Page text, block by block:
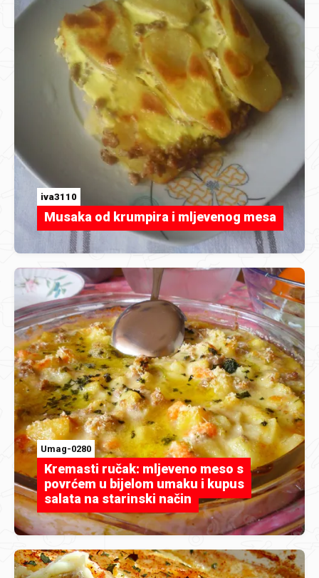
iva3110
Musaka od krumpira i mljevenog mesa
Umag-0280
Kremasti ručak: mljeveno meso s
povrćem u bijelom umaku i kupus
salata na starinski način